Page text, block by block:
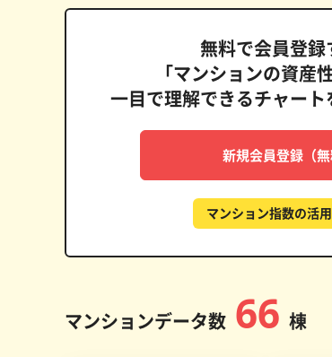
無料で会員登録
「マンションの資産
一目で理解できるチャート
新規会員登録（無
マンション指数の活
マンションデータ数 66 棟